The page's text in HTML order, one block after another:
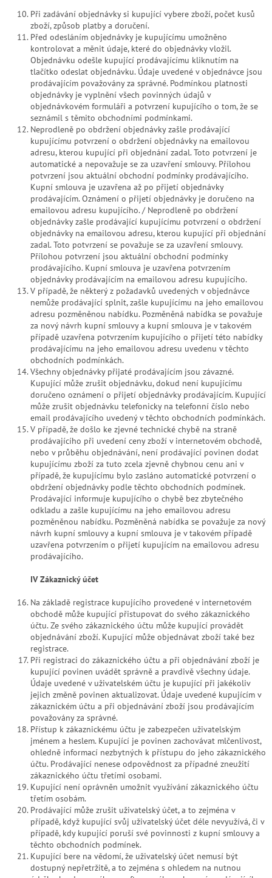
Při zadávání objednávky si kupující vybere zboží, počet kusů
zboží, způsob platby a doručení.
Před odesláním objednávky je kupujícímu umožněno
kontrolovat a měnit údaje, které do objednávky vložil.
Objednávku odešle kupující prodávajícímu kliknutím na
tlačítko odeslat objednávku. Údaje uvedené v objednávce jsou
prodávajícím považovány za správné. Podmínkou platnosti
objednávky je vyplnění všech povinných údajů v
objednávkovém formuláři a potvrzení kupujícího o tom, že se
seznámil s těmito obchodními podmínkami.
Neprodleně po obdržení objednávky zašle prodávající
kupujícímu potvrzení o obdržení objednávky na emailovou
adresu, kterou kupující při objednání zadal. Toto potvrzení je
automatické a nepovažuje se za uzavření smlouvy. Přílohou
potvrzení jsou aktuální obchodní podmínky prodávajícího.
Kupní smlouva je uzavřena až po přijetí objednávky
prodávajícím. Oznámení o přijetí objednávky je doručeno na
emailovou adresu kupujícího. / Neprodleně po obdržení
objednávky zašle prodávající kupujícímu potvrzení o obdržení
objednávky na emailovou adresu, kterou kupující při objednání
zadal. Toto potvrzení se považuje se za uzavření smlouvy.
Přílohou potvrzení jsou aktuální obchodní podmínky
prodávajícího. Kupní smlouva je uzavřena potvrzením
objednávky prodávajícím na emailovou adresu kupujícího.
V případě, že některý z požadavků uvedených v objednávce
nemůže prodávající splnit, zašle kupujícímu na jeho emailovou
adresu pozměněnou nabídku. Pozměněná nabídka se považuje
za nový návrh kupní smlouvy a kupní smlouva je v takovém
případě uzavřena potvrzením kupujícího o přijetí této nabídky
prodávajícímu na jeho emailovou adresu uvedenu v těchto
obchodních podmínkách.
Všechny objednávky přijaté prodávajícím jsou závazné.
Kupující může zrušit objednávku, dokud není kupujícímu
doručeno oznámení o přijetí objednávky prodávajícím. Kupující
může zrušit objednávku telefonicky na telefonní číslo nebo
email prodávajícího uvedený v těchto obchodních podmínkách.
V případě, že došlo ke zjevné technické chybě na straně
prodávajícího při uvedení ceny zboží v internetovém obchodě,
nebo v průběhu objednávání, není prodávající povinen dodat
kupujícímu zboží za tuto zcela zjevně chybnou cenu ani v
případě, že kupujícímu bylo zasláno automatické potvrzení o
obdržení objednávky podle těchto obchodních podmínek.
Prodávající informuje kupujícího o chybě bez zbytečného
odkladu a zašle kupujícímu na jeho emailovou adresu
pozměněnou nabídku. Pozměněná nabídka se považuje za nový
návrh kupní smlouvy a kupní smlouva je v takovém případě
uzavřena potvrzením o přijetí kupujícím na emailovou adresu
prodávajícího.
IV Zákaznický účet
Na základě registrace kupujícího provedené v internetovém
obchodě může kupující přistupovat do svého zákaznického
účtu. Ze svého zákaznického účtu může kupující provádět
objednávání zboží. Kupující může objednávat zboží také bez
registrace.
Při registraci do zákaznického účtu a při objednávání zboží je
kupující povinen uvádět správně a pravdivě všechny údaje.
Údaje uvedené v uživatelském účtu je kupující při jakékoliv
jejich změně povinen aktualizovat. Údaje uvedené kupujícím v
zákaznickém účtu a při objednávání zboží jsou prodávajícím
považovány za správné.
Přístup k zákaznickému účtu je zabezpečen uživatelským
jménem a heslem. Kupující je povinen zachovávat mlčenlivost,
ohledně informací nezbytných k přístupu do jeho zákaznického
účtu. Prodávající nenese odpovědnost za případné zneužití
zákaznického účtu třetími osobami.
Kupující není oprávněn umožnit využívání zákaznického účtu
třetím osobám.
Prodávající může zrušit uživatelský účet, a to zejména v
případě, když kupující svůj uživatelský účet déle nevyužívá, či v
případě, kdy kupující poruší své povinnosti z kupní smlouvy a
těchto obchodních podmínek.
Kupující bere na vědomí, že uživatelský účet nemusí být
dostupný nepřetržitě, a to zejména s ohledem na nutnou